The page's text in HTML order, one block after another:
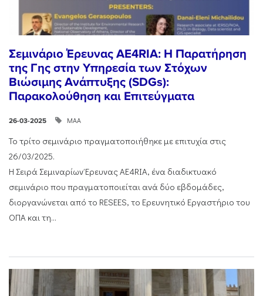
Σεμινάριο Έρευνας AE4RIA: Η Παρατήρηση
της Γης στην Υπηρεσία των Στόχων
Βιώσιμης Ανάπτυξης (SDGs):
Παρακολούθηση και Επιτεύγματα
26-03-2025 ΜΑΑ
Το τρίτο σεμινάριο πραγματοποιήθηκε με επιτυχία στις
26/03/2025.
Η Σειρά Σεμιναρίων Έρευνας AE4RIA, ένα διαδικτυακό
σεμινάριο που πραγματοποιείται ανά δύο εβδομάδες,
διοργανώνεται από το RESEES, το Ερευνητικό Εργαστήριο του
ΟΠΑ και τη...